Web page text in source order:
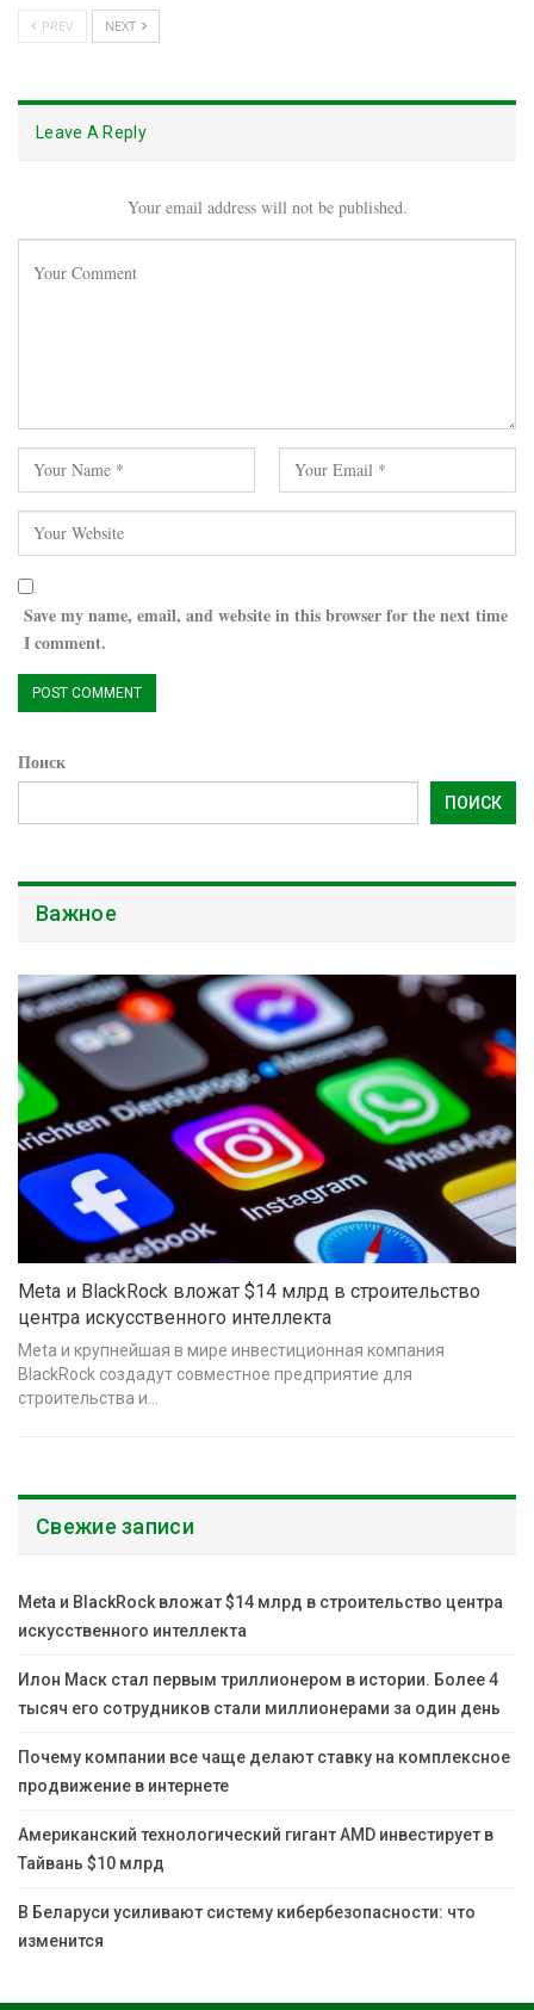
PREV NEXT
Leave A Reply
Your email address will not be published.
Save my name, email, and website in this browser for the next time
I comment.
Поиск
ПОИСК
Важное
Meta и BlackRock вложат $14 млрд в строительство
центра искусственного интеллекта
Meta и крупнейшая в мире инвестиционная компания
BlackRock создадут совместное предприятие для
строительства и…
Свежие записи
Meta и BlackRock вложат $14 млрд в строительство центра
искусственного интеллекта
Илон Маск стал первым триллионером в истории. Более 4
тысяч его сотрудников стали миллионерами за один день
Почему компании все чаще делают ставку на комплексное
продвижение в интернете
Американский технологический гигант AMD инвестирует в
Тайвань $10 млрд
В Беларуси усиливают систему кибербезопасности: что
изменится